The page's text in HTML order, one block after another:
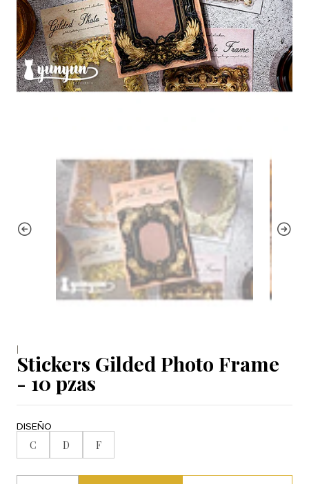
|
Stickers Gilded Photo Frame
- 10 pzas
DISEÑO
C D F